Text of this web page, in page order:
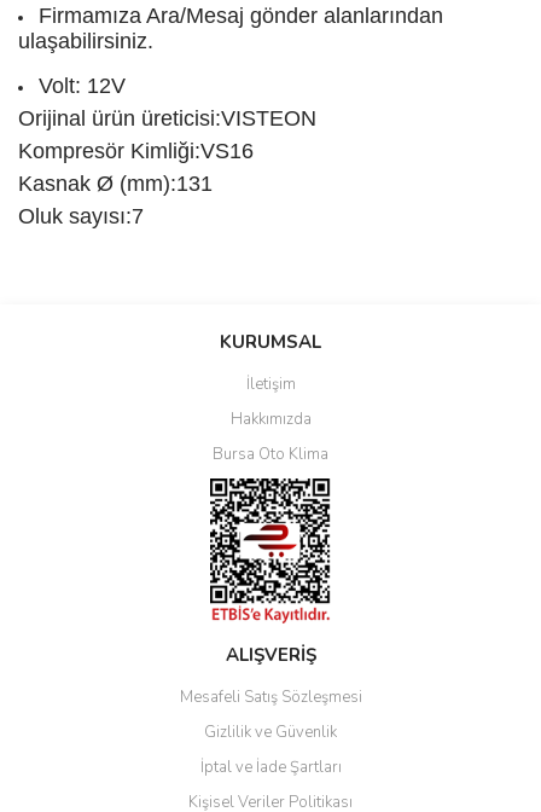
Firmamıza Ara/Mesaj gönder alanlarından
ulaşabilirsiniz.
Volt: 12V
Orijinal ürün üreticisi:VISTEON
Kompresör Kimliği:VS16
Kasnak Ø (mm):131
Oluk sayısı:7
Bu ürüne ilk yorumu siz yapın!
Yorum Yaz
KURUMSAL
İletişim
Hakkımızda
Bursa Oto Klima
ALIŞVERİŞ
Mesafeli Satış Sözleşmesi
Gizlilik ve Güvenlik
İptal ve İade Şartları
Kişisel Veriler Politikası